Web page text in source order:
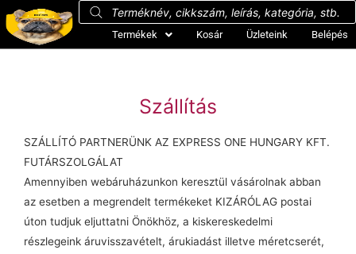
Termékek Kosár Üzleteink Belépés
Szállítás
SZÁLLÍTÓ PARTNERÜNK AZ EXPRESS ONE HUNGARY KFT.
FUTÁRSZOLGÁLAT
Amennyiben webáruházunkon keresztül vásárolnak abban
az esetben a megrendelt termékeket KIZÁRÓLAG postai
úton tudjuk eljuttatni Önökhöz, a kiskereskedelmi
részlegeink áruvisszavételt, árukiadást illetve méretcserét,